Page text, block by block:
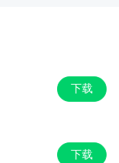
的进行口播，同
有更好的口播形
，欢迎快来开拍
下载
下载